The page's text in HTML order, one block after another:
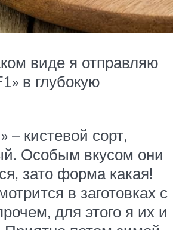
виде я отправляю
в глубокую
– кистевой сорт,
Особым вкусом они
зато форма какая!
в заготовках с
для этого я их и